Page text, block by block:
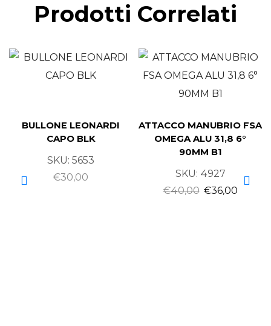
Prodotti Correlati
BULLONE LEONARDI
CAPO BLK
SKU: 5653
€30,00
ATTACCO MANUBRIO FSA
OMEGA ALU 31,8 6°
90MM B1
SKU: 4927
€40,00 €36,00